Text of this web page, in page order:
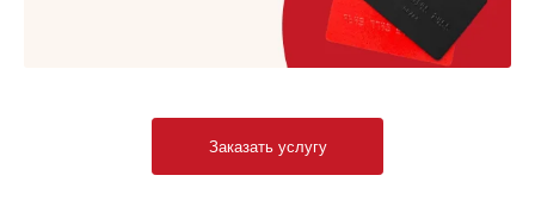
Заказать услугу